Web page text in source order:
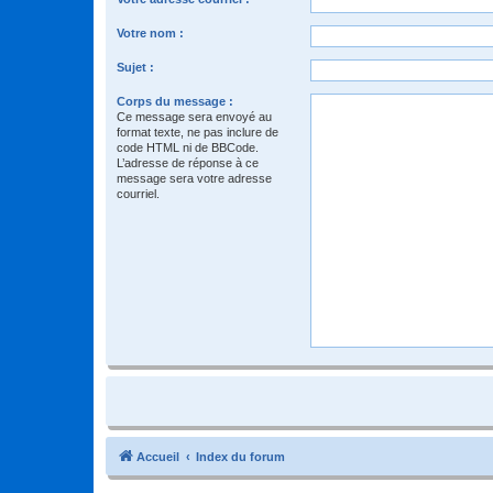
Votre nom :
Sujet :
Corps du message :
Ce message sera envoyé au
format texte, ne pas inclure de
code HTML ni de BBCode.
L’adresse de réponse à ce
message sera votre adresse
courriel.
Accueil Index du forum